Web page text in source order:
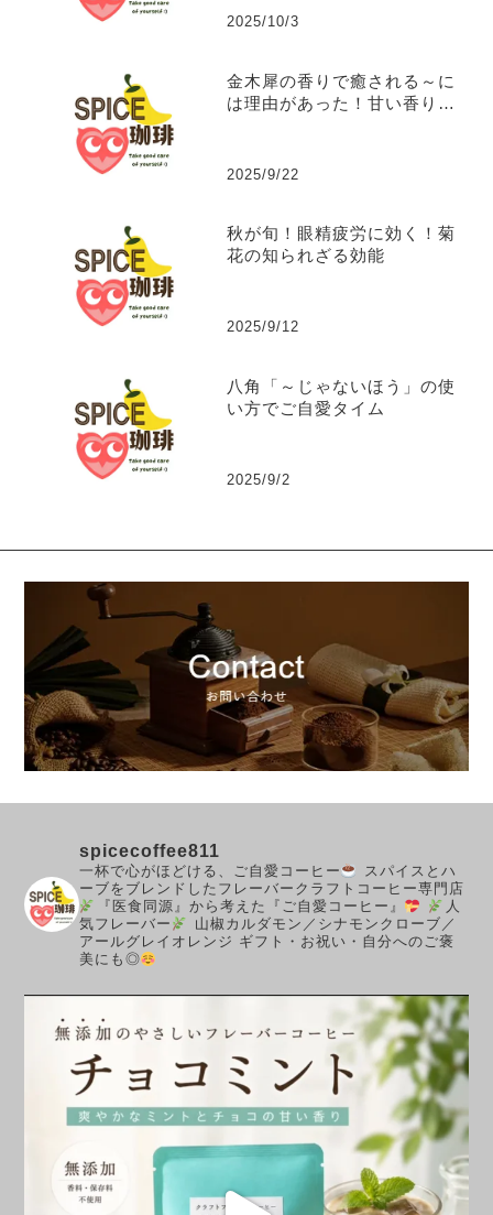
2025/10/3
金木犀の香りで癒される～に
は理由があった！甘い香りに
2025/9/22
秋が旬！眼精疲労に効く！菊
花の知られざる効能
2025/9/12
八角「～じゃないほう」の使
い方でご自愛タイム
2025/9/2
spicecoffee811
一杯で心がほどける、ご自愛コーヒー
スパイスとハ
ーブをブレンドしたフレーバークラフトコーヒー専門店
『医食同源』から考えた『ご自愛コーヒー』
人
気フレーバー
山椒カルダモン／シナモンクローブ／
アールグレイオレンジ ギフト・お祝い・自分へのご褒
美にも◎